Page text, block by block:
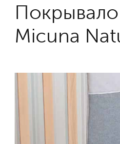
Micuna